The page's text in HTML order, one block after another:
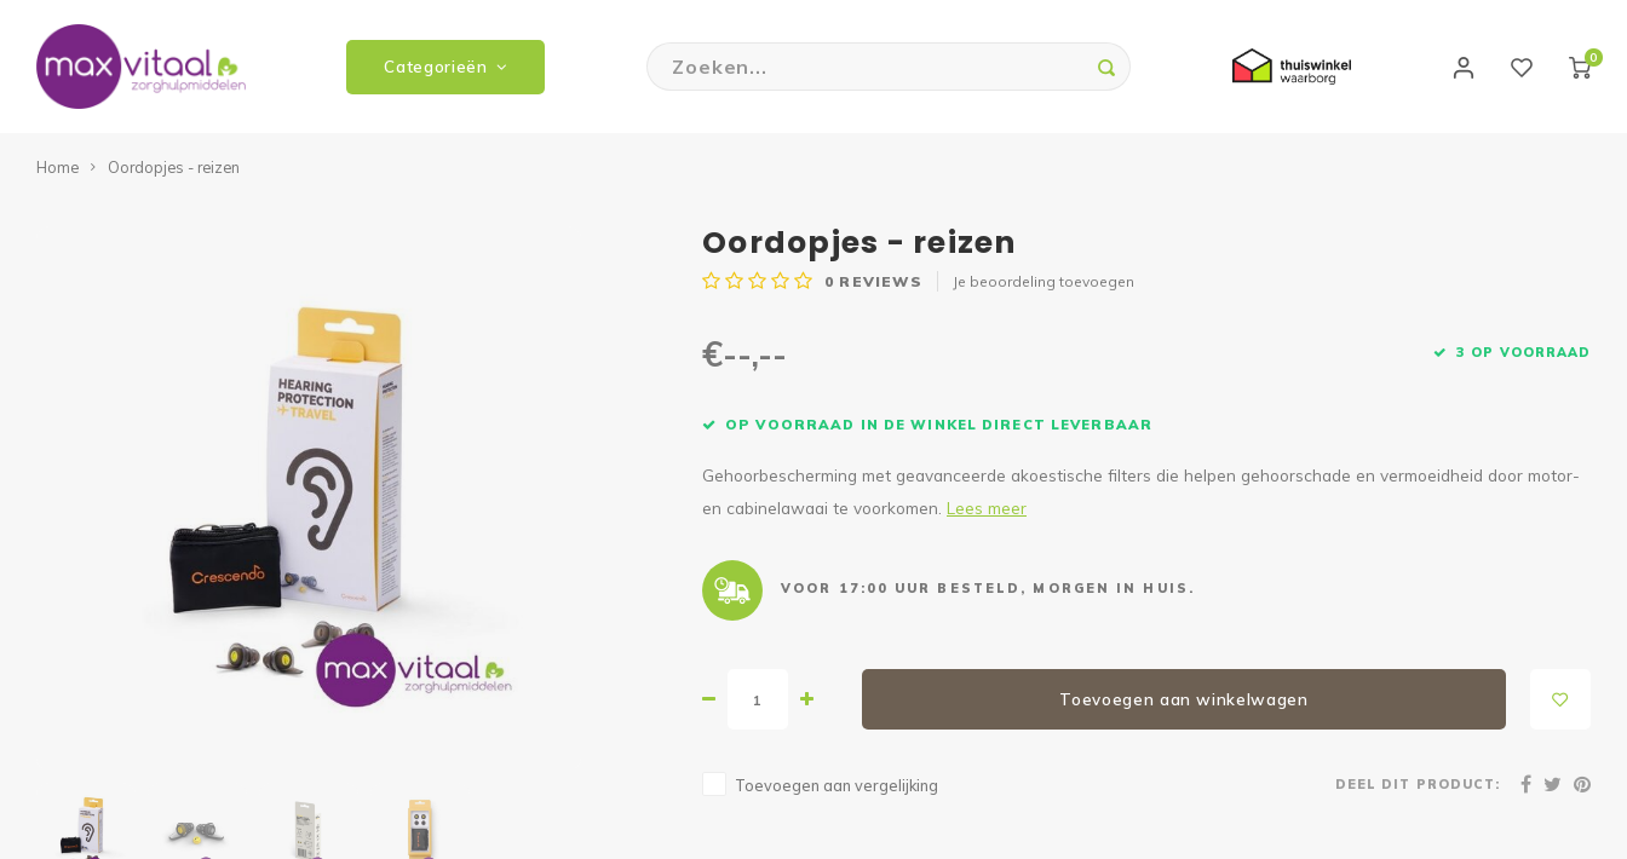
Categorieën 0
Home Oordopjes - reizen
Oordopjes - reizen
0 REVIEWS Je beoordeling toevoegen
€--,-- 3 OP VOORRAAD
OP VOORRAAD IN DE WINKEL DIRECT LEVERBAAR
Gehoorbescherming met geavanceerde akoestische filters die helpen gehoorschade en vermoeidheid door motor-
en cabinelawaai te voorkomen. Lees meer
VOOR 17:00 UUR BESTELD, MORGEN IN HUIS.
Toevoegen aan winkelwagen
Toevoegen aan vergelijking DEEL DIT PRODUCT: